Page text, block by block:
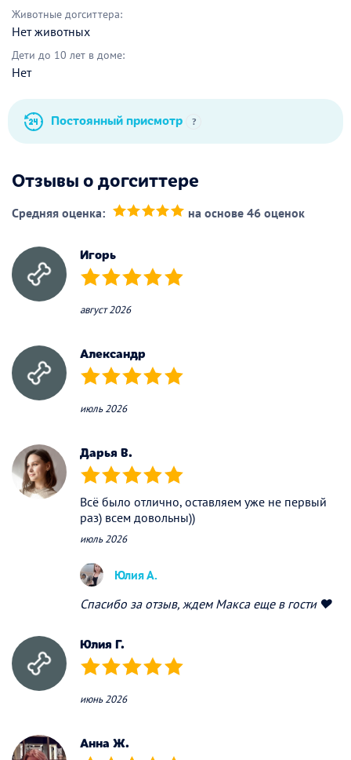
Животные догситтера:
Нет животных
Дети до 10 лет в доме:
Нет
Постоянный присмотр ?
Отзывы о догситтере
Средняя оценка: на основе 46 оценок
Игорь
(*) (*) (*) (*) (*)
август 2026
Александр
(*) (*) (*) (*) (*)
июль 2026
Дарья В.
(*) (*) (*) (*) (*)
Всё было отлично, оставляем уже не первый
раз) всем довольны))
июль 2026
Юлия А.
Спасибо за отзыв, ждем Макса еще в гости ❤️
Юлия Г.
(*) (*) (*) (*) (*)
июнь 2026
Анна Ж.